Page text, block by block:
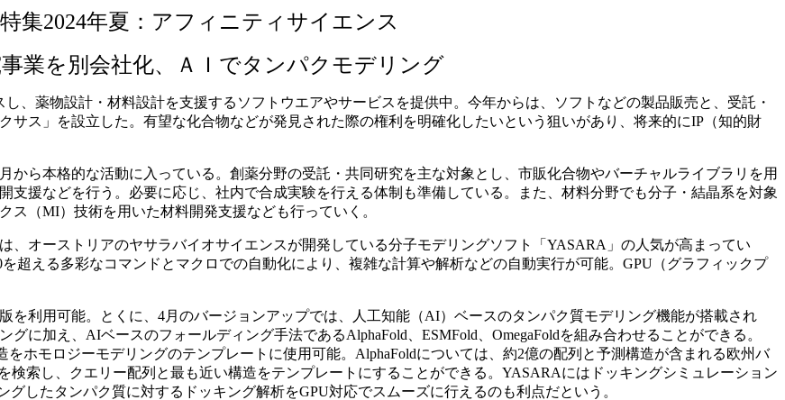
特集2024年夏：アフィニティサイエンス
業を別会社化、ＡＩでタンパクモデリング
、薬物設計・材料設計を支援するソフトウエアやサービスを提供中。今年からは、ソフトなどの製品販売と、受託・
サス」を設立した。有望な化合物などが発見された際の権利を明確化したいという狙いがあり、将来的にIP（知的財
ら本格的な活動に入っている。創薬分野の受託・共同研究を主な対象とし、市販化合物やバーチャルライブラリを用
支援などを行う。必要に応じ、社内で合成実験を行える体制も準備している。また、材料分野でも分子・結晶系を対象
（MI）技術を用いた材料開発支援なども行っていく。
オーストリアのヤサラバイオサイエンスが開発している分子モデリングソフト「YASARA」の人気が高まってい
超える多彩なコマンドとマクロでの自動化により、複雑な計算や解析などの自動実行が可能。GPU（グラフィックプ
利用可能。とくに、4月のバージョンアップでは、人工知能（AI）ベースのタンパク質モデリング機能が搭載され
に加え、AIベースのフォールディング手法であるAlphaFold、ESMFold、OmegaFoldを組み合わせることができる。
をホモロジーモデリングのテンプレートに使用可能。AlphaFoldについては、約2億の配列と予測構造が含まれる欧州バ
検索し、クエリー配列と最も近い構造をテンプレートにすることができる。YASARAにはドッキングシミュレーション
したタンパク質に対するドッキング解析をGPU対応でスムーズに行えるのも利点だという。